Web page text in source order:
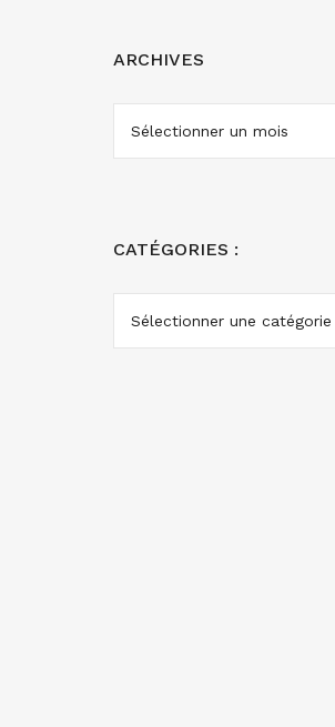
ARCHIVES
ARCHIVES
CATÉGORIES :
CATÉGORIES